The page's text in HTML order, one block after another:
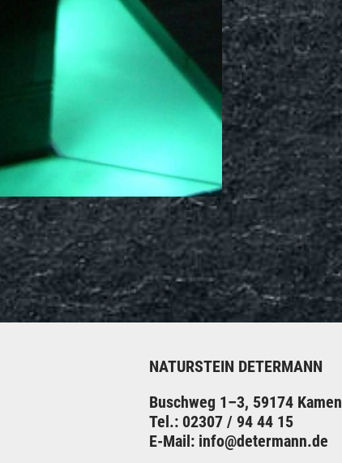
NATURSTEIN DETERMANN
Buschweg 1–3, 59174 Kamen
Tel.: 02307 / 94 44 15
E-Mail: info@determann.de